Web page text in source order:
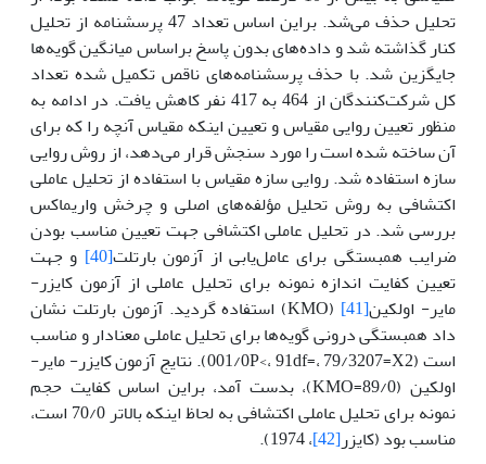
تحلیل حذف می‌شد. براین اساس تعداد 47 پرسشنامه از تحلیل
کنار گذاشته شد و داده‌های بدون پاسخ براساس میانگین گویه‌ها
جایگزین شد. با حذف پرسشنامه‌های ناقص تکمیل شده تعداد
کل شرکت‌کنندگان از 464 به 417 نفر کاهش یافت. در ادامه به
منظور تعیین روایی مقیاس و تعیین اینکه مقیاس آنچه را که برای
آن ساخته شده است را مورد سنجش قرار می‌دهد، از روش روایی
سازه استفاده شد. روایی سازه مقیاس با استفاده از تحلیل عاملی
اکتشافی به روش تحلیل مؤلفه‌های اصلی و چرخش واریماکس
بررسی شد. در تحلیل عاملی اکتشافی جهت تعیین مناسب بودن
ضرایب همبستگی برای عامل‌یابی از آزمون بارتلت[40]
و جهت
تعیین کفایت اندازه نمونه برای تحلیل عاملی از آزمون کایزر-
مایر- اولکین[41]
(KMO) استفاده گردید. آزمون بارتلت نشان
داد همبستگی درونی گویه‌ها برای تحلیل عاملی معنادار و مناسب
است (001/0P<، 91df=، 79/3207=X2). نتایج آزمون کایزر- مایر-
اولکین (89/0=KMO)، بدست آمد، براین اساس کفایت حجم
نمونه برای تحلیل عاملی اکتشافی به لحاظ اینکه بالاتر 70/0 است،
مناسب بود (کایزر[42]
، 1974).